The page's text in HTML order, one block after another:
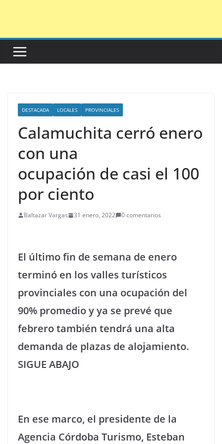
DESTACADA LOCALES PROVINCIALES
Calamuchita cerró enero
con una
ocupación de casi el 100
por ciento
Baltazar Vargas 31 enero, 2022 0 comentarios
El último fin de semana de enero
terminó en los valles turísticos
provinciales con una ocupación del
90% promedio y ya se prevé que
febrero también tendrá una alta
demanda de plazas de alojamiento.
SIGUE ABAJO
En ese marco, el presidente de la
Agencia Córdoba Turismo, Esteban